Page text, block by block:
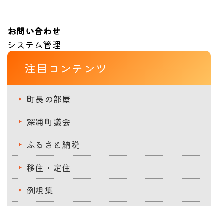
お問い合わせ
システム管理
注目コンテンツ
町長の部屋
深浦町議会
ふるさと納税
移住・定住
例規集